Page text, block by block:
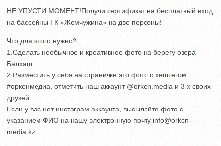
НЕ УПУСТИ МОМЕНТ!Получи сертификат на бесплатный вход
на бассейны ГК «Жемчужина» на две персоны!
Что для этого нужно?
1.Сделать необычное и креативное фото на берегу озера
Балхаш.
2.Разместить у себя на страничке это фото с хештегом
#оркенмедиа, отметить наш аккаунт @orken.media и 3-х своих
друзей
Если у вас нет инстаграм аккаунта, высылайте фото с
указанием ФИО на нашу электронную почту info@orken-
media.kz.